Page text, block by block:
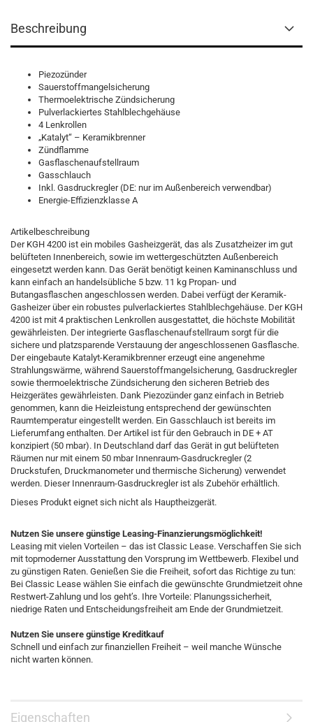
Beschreibung
Piezozünder
Sauerstoffmangelsicherung
Thermoelektrische Zündsicherung
Pulverlackiertes Stahlblechgehäuse
4 Lenkrollen
„Katalyt“ – Keramikbrenner
Zündflamme
Gasflaschenaufstellraum
Gasschlauch
Inkl. Gasdruckregler (DE: nur im Außenbereich verwendbar)
Energie-Effizienzklasse A
Artikelbeschreibung
Der KGH 4200 ist ein mobiles Gasheizgerät, das als Zusatzheizer im gut
belüfteten Innenbereich, sowie im wettergeschützten Außenbereich
eingesetzt werden kann. Das Gerät benötigt keinen Kaminanschluss und
kann einfach an handelsübliche 5 bzw. 11 kg Propan- und
Butangasflaschen angeschlossen werden. Dabei verfügt der Keramik-
Gasheizer über ein robustes pulverlackiertes Stahlblechgehäuse. Der KGH
4200 ist mit 4 praktischen Lenkrollen ausgestattet, die höchste Mobilität
gewährleisten. Der integrierte Gasflaschenaufstellraum sorgt für die
sichere und platzsparende Verstauung der angeschlossenen Gasflasche.
Der eingebaute Katalyt-Keramikbrenner erzeugt eine angenehme
Strahlungswärme, während Sauerstoffmangelsicherung, Gasdruckregler
sowie thermoelektrische Zündsicherung den sicheren Betrieb des
Heizgerätes gewährleisten. Dank Piezozünder ganz einfach in Betrieb
genommen, kann die Heizleistung entsprechend der gewünschten
Raumtemperatur eingestellt werden. Ein Gasschlauch ist bereits im
Lieferumfang enthalten. Der Artikel ist für den Gebrauch in DE + AT
konzipiert (50 mbar). In Deutschland darf das Gerät in gut belüfteten
Räumen nur mit einem 50 mbar Innenraum-Gasdruckregler (2
Druckstufen, Druckmanometer und thermische Sicherung) verwendet
werden. Dieser Innenraum-Gasdruckregler ist als Zubehör erhältlich.
Dieses Produkt eignet sich nicht als Hauptheizgerät.
Nutzen Sie unsere günstige Leasing-Finanzierungsmöglichkeit!
Leasing mit vielen Vorteilen – das ist Classic Lease. Verschaffen Sie sich
mit topmoderner Ausstattung den Vorsprung im Wettbewerb. Flexibel und
zu günstigen Raten. Genießen Sie die Freiheit, sofort das Richtige zu tun:
Bei Classic Lease wählen Sie einfach die gewünschte Grundmietzeit ohne
Restwert-Zahlung und los geht’s. Ihre Vorteile: Planungssicherheit,
niedrige Raten und Entscheidungsfreiheit am Ende der Grundmietzeit.
Nutzen Sie unsere günstige Kreditkauf
Schnell und einfach zur finanziellen Freiheit – weil manche Wünsche
nicht warten können.
Eigenschaften